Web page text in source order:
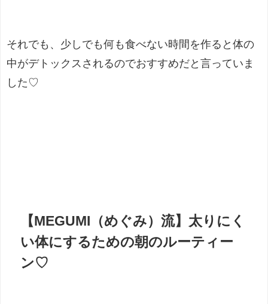
それでも、少しでも何も食べない時間を作ると体の
中がデトックスされるのでおすすめだと言っていま
した♡
【MEGUMI（めぐみ）流】太りにく
い体にするための朝のルーティー
ン♡